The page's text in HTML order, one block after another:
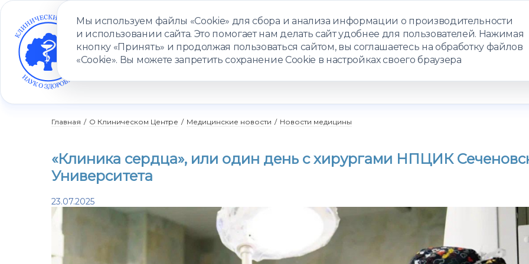
Мы используем файлы «Cookie» для сбора и анализа информации о производительности
и использовании сайта. Это помогает нам делать сайт удобнее для пользователей. Нажимая
кнопку «Принять» и продолжая пользоваться сайтом, вы соглашаетесь на обработку файлов
«Cookie». Вы можете запретить сохранение Cookie в настройках своего браузера
ЗАПИСАТЬСЯ
Главная / О Клиническом Центре / Медицинские новости / Новости медицины
«Клиника сердца», или один день с хирургами НПЦИК
Университета
23.07.2025